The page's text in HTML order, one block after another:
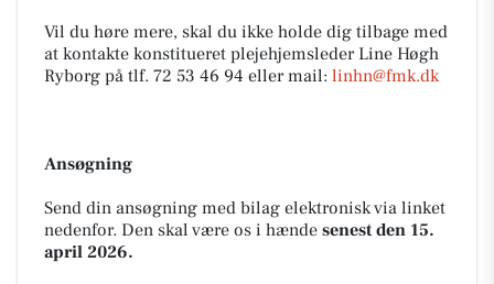
Vil du høre mere, skal du ikke holde dig tilbage med
at kontakte konstitueret plejehjemsleder Line Høgh
Ryborg på tlf. 72 53 46 94 eller mail: linhn@fmk.dk
Ansøgning
Send din ansøgning med bilag elektronisk via linket
nedenfor. Den skal være os i hænde senest den 15.
april 2026.